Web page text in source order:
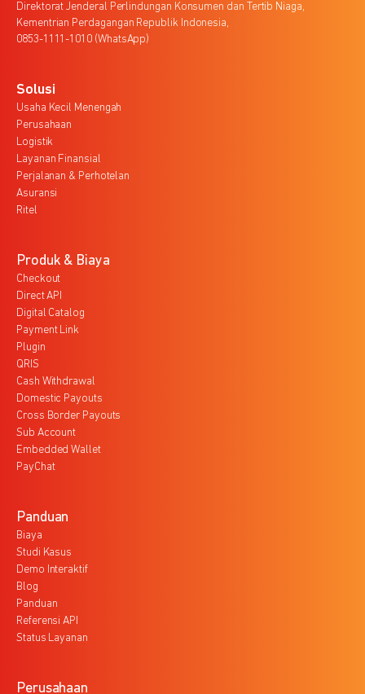
Direktorat Jenderal Perlindungan Konsumen dan Tertib Niaga,
Kementrian Perdagangan Republik Indonesia,
0853-1111-1010 (WhatsApp)
Solusi
Usaha Kecil Menengah
Perusahaan
Logistik
Layanan Finansial
Perjalanan & Perhotelan
Asuransi
Ritel
Produk & Biaya
Checkout
Direct API
Digital Catalog
Payment Link
Plugin
QRIS
Cash Withdrawal
Domestic Payouts
Cross Border Payouts
Sub Account
Embedded Wallet
PayChat
Panduan
Biaya
Studi Kasus
Demo Interaktif
Blog
Panduan
Referensi API
Status Layanan
Perusahaan